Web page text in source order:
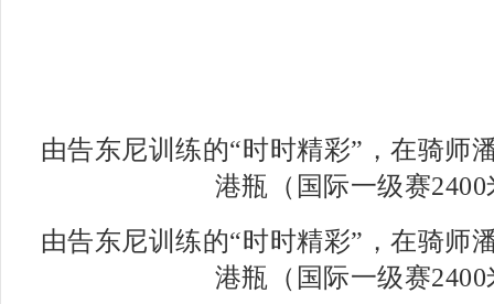
由告东尼训练的“时时精彩”，在骑师
港瓶（国际一级赛
由告东尼训练的“时时精彩”，在骑师
港瓶（国际一级赛